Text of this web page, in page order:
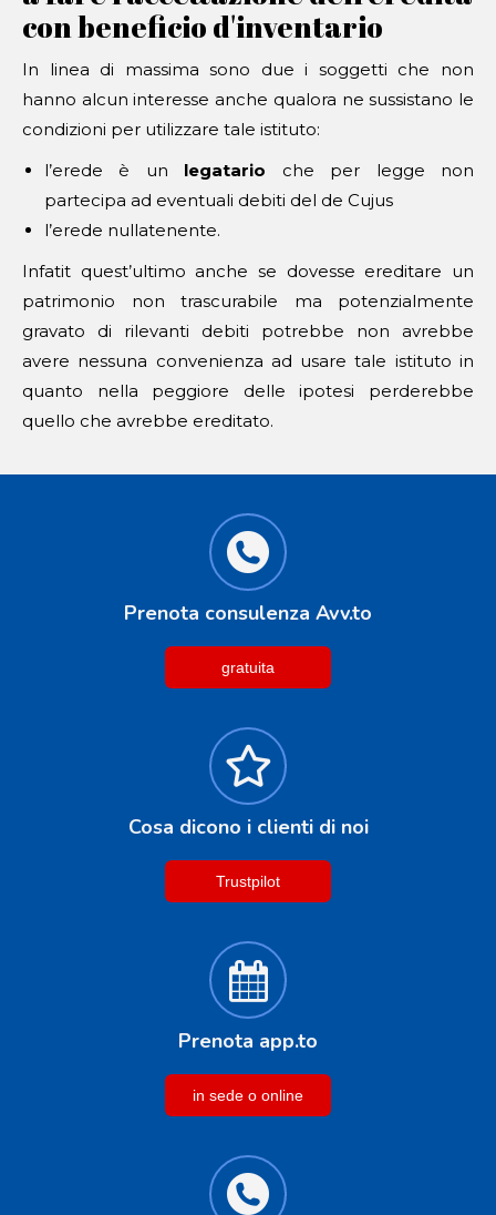
con beneficio d'inventario
In linea di massima sono due i soggetti che non
hanno alcun interesse anche qualora ne sussistano le
condizioni per utilizzare tale istituto:
l’erede è un legatario che per legge non
partecipa ad eventuali debiti del de Cujus
l’erede nullatenente.
Infatit quest’ultimo anche se dovesse ereditare un
patrimonio non trascurabile ma potenzialmente
gravato di rilevanti debiti potrebbe non avrebbe
avere nessuna convenienza ad usare tale istituto in
quanto nella peggiore delle ipotesi perderebbe
quello che avrebbe ereditato.
Prenota consulenza Avv.to
gratuita
Cosa dicono i clienti di noi
Trustpilot
Prenota app.to
in sede o online